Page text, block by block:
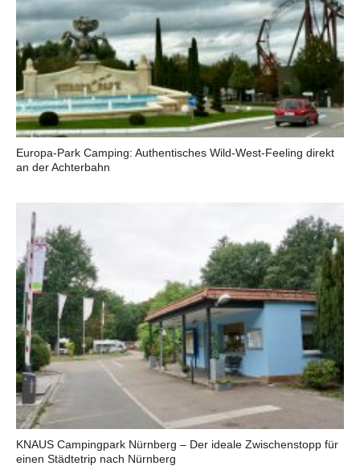
Europa-Park Camping: Authentisches Wild-West-Feeling direkt
an der Achterbahn
KNAUS Campingpark Nürnberg – Der ideale Zwischenstopp für
einen Städtetrip nach Nürnberg